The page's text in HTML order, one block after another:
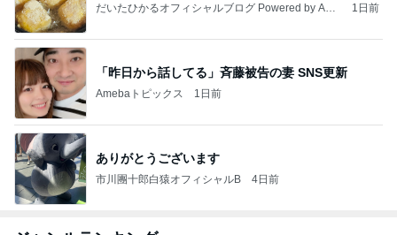
だいたひかるオフィシャルブログ Powered by Ame
1日前
「昨日から話してる」斉藤被告の妻 SNS更新
Amebaトピックス 1日前
ありがとうございます
市川團十郎白猿オフィシャルB 4日前